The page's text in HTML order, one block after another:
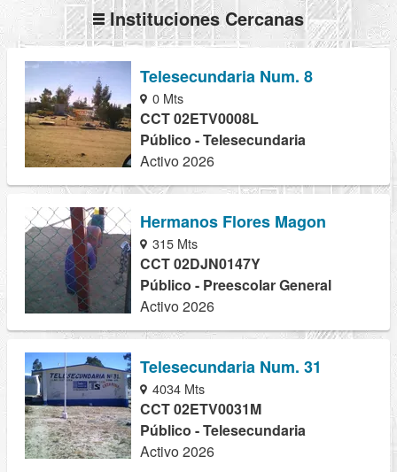
Instituciones Cercanas
Telesecundaria Num. 8
0 Mts
CCT 02ETV0008L
Público - Telesecundaria
Activo 2026
Hermanos Flores Magon
315 Mts
CCT 02DJN0147Y
Público - Preescolar General
Activo 2026
Telesecundaria Num. 31
4034 Mts
CCT 02ETV0031M
Público - Telesecundaria
Activo 2026